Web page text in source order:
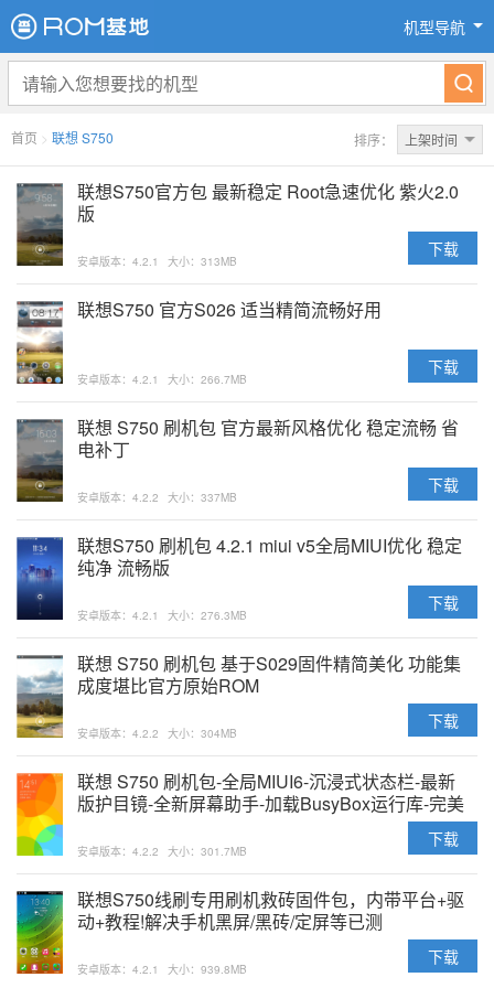
机型导航
首页 > 联想 S750 排序： 上架时间
联想S750官方包 最新稳定 Root急速优化 紫火2.0
版
安卓版本：4.2.1 大小：313MB
下载
联想S750 官方S026 适当精简流畅好用
安卓版本：4.2.1 大小：266.7MB
下载
联想 S750 刷机包 官方最新风格优化 稳定流畅 省
电补丁
安卓版本：4.2.2 大小：337MB
下载
联想S750 刷机包 4.2.1 miui v5全局MIUI优化 稳定
纯净 流畅版
安卓版本：4.2.1 大小：276.3MB
下载
联想 S750 刷机包 基于S029固件精简美化 功能集
成度堪比官方原始ROM
安卓版本：4.2.2 大小：304MB
下载
联想 S750 刷机包-全局MIUI6-沉浸式状态栏-最新
版护目镜-全新屏幕助手-加载BusyBox运行库-完美
安卓版本：4.2.2 大小：301.7MB
下载
联想S750线刷专用刷机救砖固件包，内带平台+驱
动+教程!解决手机黑屏/黑砖/定屏等已测
安卓版本：4.2.1 大小：939.8MB
下载